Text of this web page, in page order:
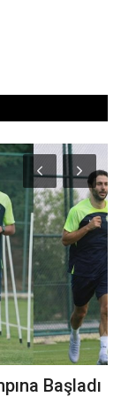
Başladı